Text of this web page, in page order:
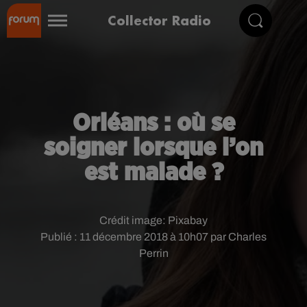
Collector Radio
Orléans : où se
soigner lorsque l’on
est malade ?
Publié : 11 décembre 2018 à 10h07 par Charles
Perrin
Crédit image: Pixabay